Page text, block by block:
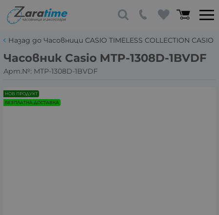
Назад до Часовници CASIO TIMELESS COLLECTION CASIO
Часовник Casio MTP-1308D-1BVDF
Арт.№: MTP-1308D-1BVDF
НОВ ПРОДУКТ
БЕЗПЛАТНА ДОСТАВКА